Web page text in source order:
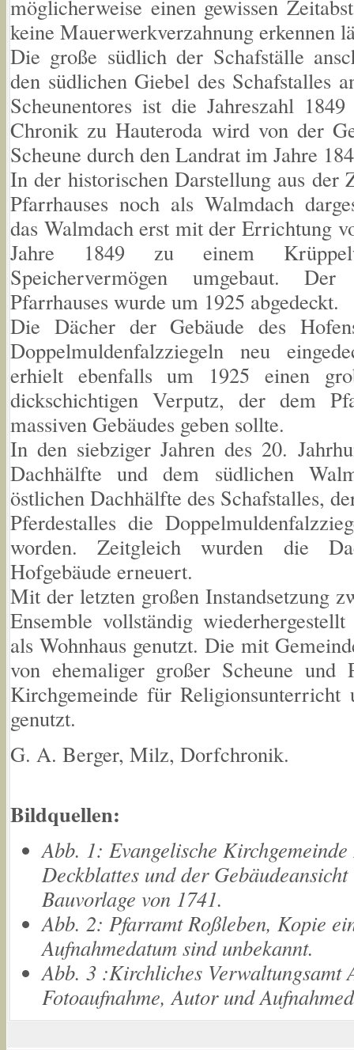
möglicherweise einen gewissen
keine Mauerwerkverzahnung erkennen
Die große südlich der Schafställe
den südlichen Giebel des Schafstalles
Scheunentores ist die Jahreszahl
Chronik zu Hauteroda wird von der
Scheune durch den Landrat im Jahre
In der historischen Darstellung aus der
Pfarrhauses noch als Walmdach
das Walmdach erst mit der Errichtung
Jahre 1849 zu einem
Speichervermögen umgebaut.
Pfarrhauses wurde um 1925 abgedeckt.
Die Dächer der Gebäude des
Doppelmuldenfalzziegeln neu
erhielt ebenfalls um 1925 einen
dickschichtigen Verputz, der dem
massiven Gebäudes geben sollte.
In den siebziger Jahren des 20.
Dachhälfte und dem südlichen
östlichen Dachhälfte des Schafstalles,
Pferdestalles die
worden. Zeitgleich wurden die
Hofgebäude erneuert.
Mit der letzten großen Instandsetzung
Ensemble vollständig
als Wohnhaus genutzt. Die mit
von ehemaliger großer Scheune und
Kirchgemeinde für Religionsunterricht
genutzt.
G. A. Berger, Milz, Dorfchronik.
Bildquellen:
Abb. 1: Evangelische
Deckblattes und der
Bauvorlage von 1741.
Abb. 2: Pfarramt Roßleben, Kopie
Aufnahmedatum sind unbekannt.
Abb. 3 :Kirchliches Verwaltungsamt
Fotoaufnahme, Autor und